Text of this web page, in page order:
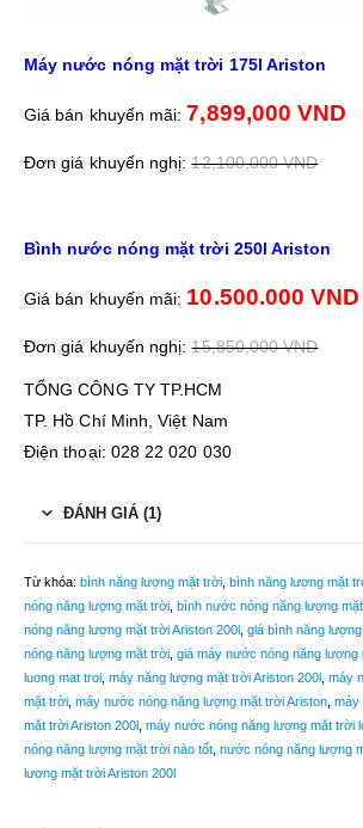
Máy nước nóng mặt trời 175l Ariston
Giá bán khuyến mãi: 7,899,000 VND
Đơn giá khuyến nghị:12,100,000 VND
Bình nước nóng mặt trời 250l Ariston
Giá bán khuyến mãi: 10.500.000 VND
Đơn giá khuyến nghị:15,850,000 VND
TỔNG CÔNG TY TP.HCM
TP. Hồ Chí Minh, Việt Nam
Điện thoại: 028 22 020 030
ĐÁNH GIÁ (1)
Từ khóa: bình năng lượng mặt trời, bình năng lượng mặt
nóng năng lượng mặt trời, bình nước nóng năng lượng
nóng năng lượng mặt trời Ariston 200l , giá bình năng
nóng năng lượng mặt trời, giá máy nước nóng năng lượng
luong mat troi, máy năng lượng mặt trời Ariston 200l , máy
mặt trời, máy nước nóng năng lượng mặt trời Ariston, máy
mặt trời Ariston 200l , máy nước nóng năng lượng mặt trời
nóng năng lượng mặt trời nào tốt, nước nóng năng lượng
lượng mặt trời Ariston 200l